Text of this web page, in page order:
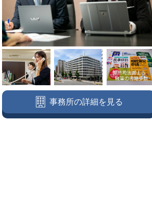
事務所の詳細を見る